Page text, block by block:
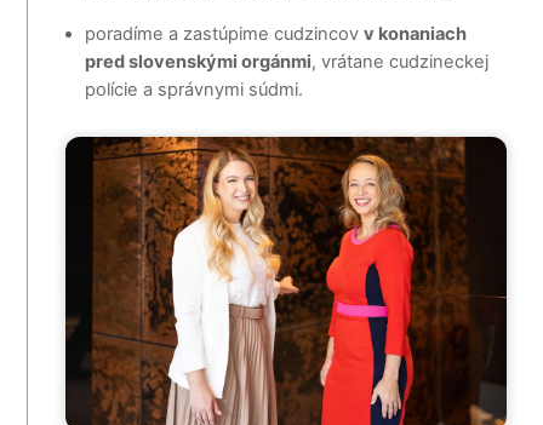
poradíme a zastúpime cudzincov v konaniach
pred slovenskými orgánmi, vrátane cudzineckej
polície a správnymi súdmi.